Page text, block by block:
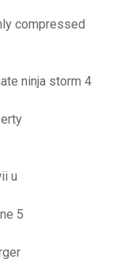
compressed
ninja storm 4
u
5